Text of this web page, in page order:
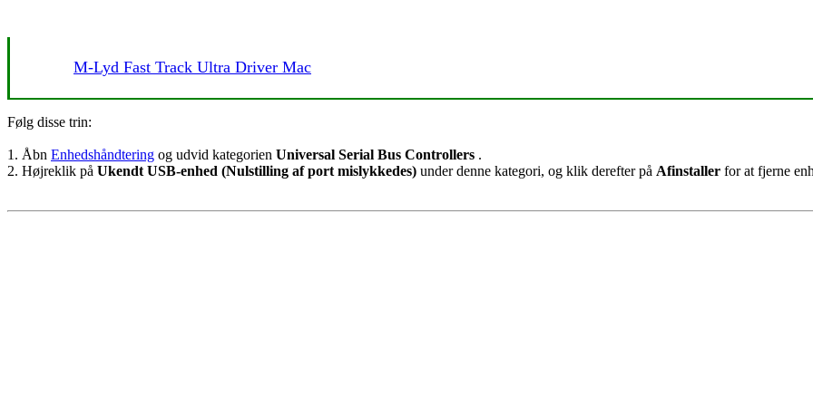
M-Lyd Fast Track Ultra Driver Mac
Følg disse trin:
1. Åbn Enhedshåndtering og udvid kategorien Universal Serial Bus Controllers .
2. Højreklik på Ukendt USB-enhed (Nulstilling af port mislykkedes) under denne kategori, og klik derefter på Afinstaller for at fjerne